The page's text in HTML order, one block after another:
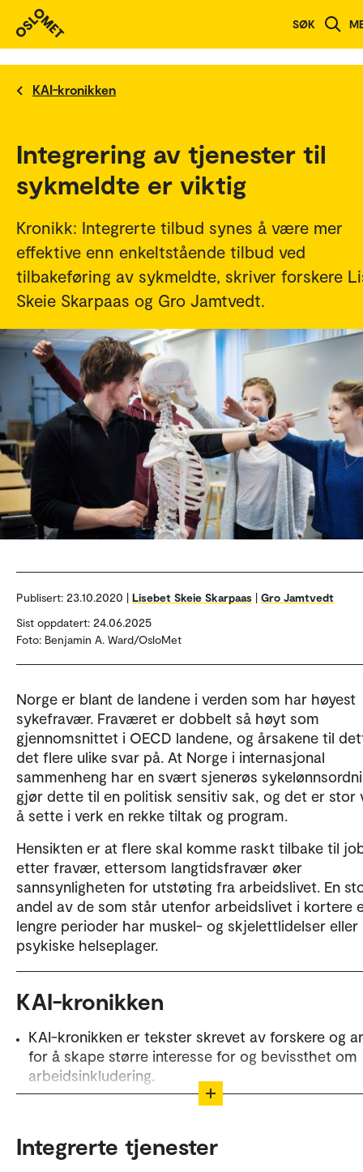
SØK
KAI-kronikken
Integrering av tjenester til
sykmeldte er viktig
Kronikk: Integrerte tilbud synes å være mer
effektive enn enkeltstående tilbud ved
tilbakeføring av sykmeldte, skriver forskere
Skeie Skarpaas og Gro Jamtvedt.
Publisert: 23.10.2020 | Lisebet Skeie Skarpaas | Gro Jamtvedt
Sist oppdatert: 24.06.2025
Foto: Benjamin A. Ward/OsloMet
Norge er blant de landene i verden som har høyest
sykefravær. Fraværet er dobbelt så høyt som
gjennomsnittet i OECD landene, og årsakene til
det flere ulike svar på. At Norge i internasjonal
sammenheng har en svært sjenerøs
gjør dette til en politisk sensitiv sak, og det er stor
å sette i verk en rekke tiltak og program.
Hensikten er at flere skal komme raskt tilbake til
etter fravær, ettersom langtidsfravær øker
sannsynligheten for utstøting fra arbeidslivet. En
andel av de som står utenfor arbeidslivet i kortere
lengre perioder har muskel- og skjelettlidelser eller
psykiske helseplager.
KAI-kronikken
KAI-kronikken er tekster skrevet av forskere og
for å skape større interesse for og bevissthet om
arbeidsinkludering.
Kronikkene formidler forfatternes synspunkter.
Integrerte tjenester